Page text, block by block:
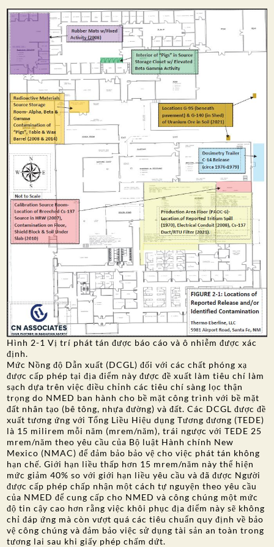
Hình 2-1 Vị trí phát tán được báo cáo và ô nhiễm được xác
định.
Mức Nồng độ Dẫn xuất (DCGL) đối với các chất phóng xạ
được cấp phép tại địa điểm này được đề xuất làm tiêu chí làm
sạch dựa trên việc điều chỉnh các tiêu chí sàng lọc thận
trọng do NMED ban hành cho bề mặt công trình với bề mặt
đất nhân tạo (bê tông, nhựa đường) và đất. Các DCGL được đề
xuất tương ứng với Tổng Liều Hiệu dụng Tương đương (TEDE)
là 15 milirem mỗi năm (mrem/năm), trái ngược với TEDE 25
mrem/năm theo yêu cầu của Bộ luật Hành chính New
Mexico (NMAC) để đảm bảo bảo vệ cho việc phát tán không
hạn chế. Giới hạn liều thấp hơn 15 mrem/năm này thể hiện
mức giảm 40% so với giới hạn liều yêu cầu và đã được Người
được cấp phép chấp nhận một cách tự nguyện theo yêu cầu
của NMED để cung cấp cho NMED và công chúng một mức
độ tin cậy cao hơn rằng việc khôi phục địa điểm này sẽ không
chỉ đáp ứng mà còn vượt quá các tiêu chuẩn quy định về bảo
vệ công chúng và đảm bảo việc sử dụng tài sản an toàn trong
tương lai sau khi giấy phép chấm dứt.